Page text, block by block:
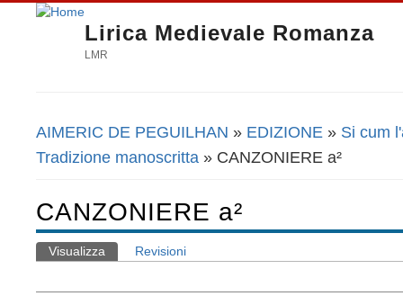
Lirica Medievale Romanza
LMR
Tu sei qui
AIMERIC DE PEGUILHAN » EDIZIONE » Si cum
Tradizione manoscritta » CANZONIERE a²
CANZONIERE a²
Schede primarie
Visualizza (scheda attiva)
Revisioni